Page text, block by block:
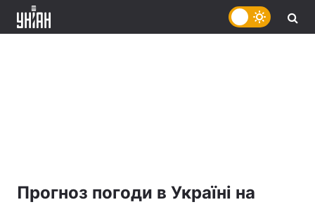
Прогноз погоди в Україні на